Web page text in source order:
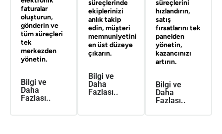
faturalar
oluşturun,
gönderin ve
tüm süreçleri
tek
merkezden
yönetin.
Bilgi ve
Daha
Fazlası..
süreçlerinde
ekiplerinizi
anlık takip
edin, müşteri
memnuniyetini
en üst düzeye
çıkarın.
Bilgi ve
Daha
Fazlası..
süreçlerini
hızlandırın,
satış
fırsatlarını tek
panelden
yönetin,
kazancınızı
artırın.
Bilgi ve
Daha
Fazlası..